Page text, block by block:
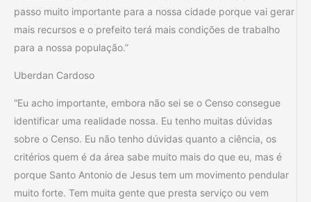
passo muito importante para a nossa cidade porque vai gerar
mais recursos e o prefeito terá mais condições de trabalho
para a nossa população.”
Uberdan Cardoso
“Eu acho importante, embora não sei se o Censo consegue
identificar uma realidade nossa. Eu tenho muitas dúvidas
sobre o Censo. Eu não tenho dúvidas quanto a ciência, os
critérios quem é da área sabe muito mais do que eu, mas é
porque Santo Antonio de Jesus tem um movimento pendular
muito forte. Tem muita gente que presta serviço ou vem